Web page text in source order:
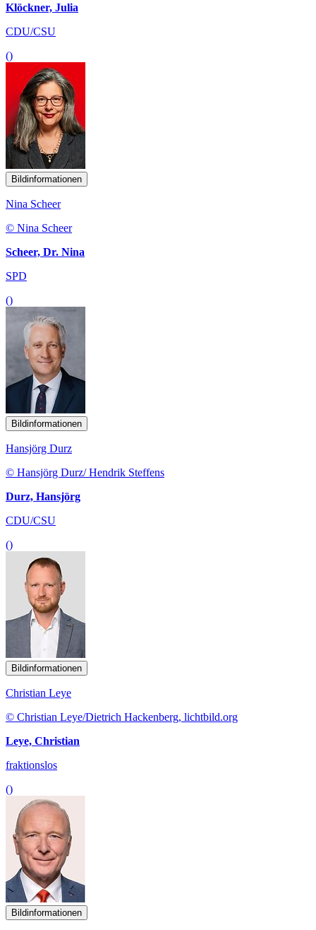
Klöckner, Julia
CDU/CSU
()
Bildinformationen
Nina Scheer
© Nina Scheer
Scheer, Dr. Nina
SPD
()
Bildinformationen
Hansjörg Durz
© Hansjörg Durz/ Hendrik Steffens
Durz, Hansjörg
CDU/CSU
()
Bildinformationen
Christian Leye
© Christian Leye/Dietrich Hackenberg, lichtbild.org
Leye, Christian
fraktionslos
()
Bildinformationen